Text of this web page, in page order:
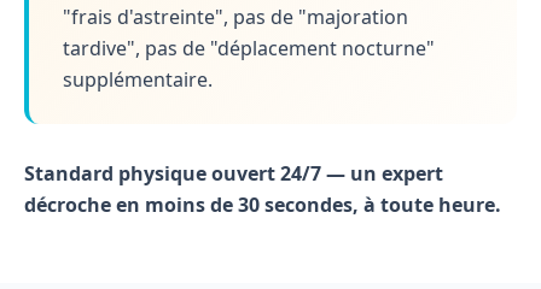
"frais d'astreinte", pas de "majoration
tardive", pas de "déplacement nocturne"
supplémentaire.
Standard physique ouvert 24/7 — un expert
décroche en moins de 30 secondes, à toute heure.